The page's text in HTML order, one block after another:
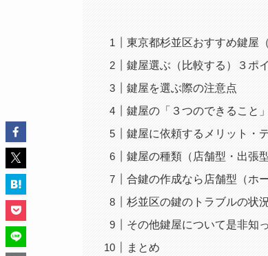
東京都杉並区おすすめ鍵屋
鍵屋選ぶ（比較する）３ポ
鍵屋を選ぶ際の注意点
鍵屋の「３つのできること
鍵屋に依頼するメリット・
鍵屋の種類（店舗型・出張型
合鍵の作成なら店舗型（ホ
杉並区の鍵のトラブルの状
その他鍵屋について是非知
まとめ